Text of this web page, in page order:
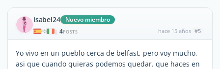
isabel24 Nuevo miembro
| 4POSTS hace 15 años #5
Yo vivo en un pueblo cerca de belfast, pero voy mucho,
asi que cuando quieras podemos quedar. que haces en